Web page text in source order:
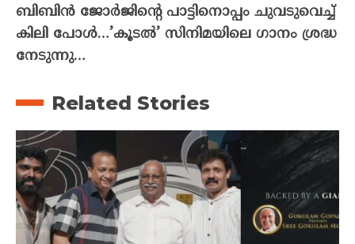
ബിബിൻ ജോർജിന്റെ പാട്ടിനൊപ്പം ചുവടുവെച്ച്
കിലി പോൾ…’കൂടൽ’ സിനിമയിലെ ഗാനം ശ്രദ്ധ
നേടുന്നു…
Related Stories